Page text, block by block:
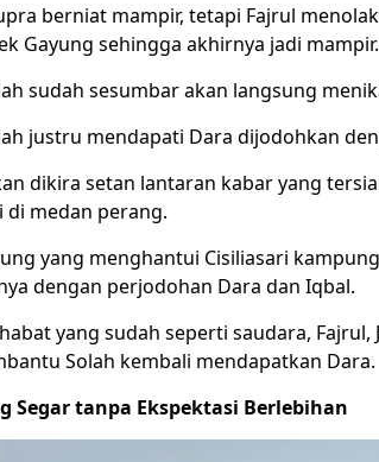
berniat mampir, tetapi Fajrul
Gayung sehingga akhirnya jadi mampir.
sudah sesumbar akan langsung
justru mendapati Dara dijodohkan
dikira setan lantaran kabar yang
di medan perang.
yang menghantui Cisiliasari
dengan perjodohan Dara dan Iqbal.
yang sudah seperti saudara,
Solah kembali mendapatkan Dara.
Segar tanpa Ekspektasi Berlebihan